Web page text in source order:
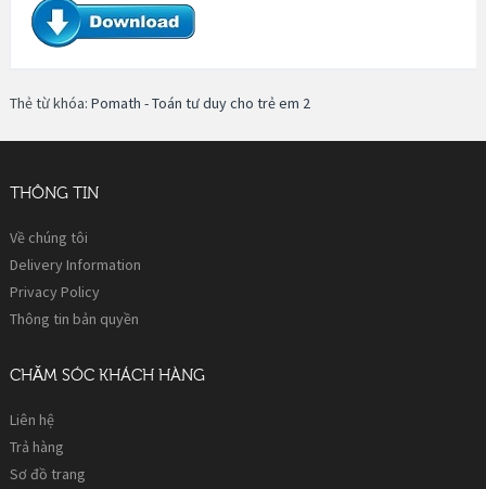
Thẻ từ khóa: Pomath - Toán tư duy cho trẻ em 2
THÔNG TIN
Về chúng tôi
Delivery Information
Privacy Policy
Thông tin bản quyền
CHĂM SÓC KHÁCH HÀNG
Liên hệ
Trả hàng
Sơ đồ trang